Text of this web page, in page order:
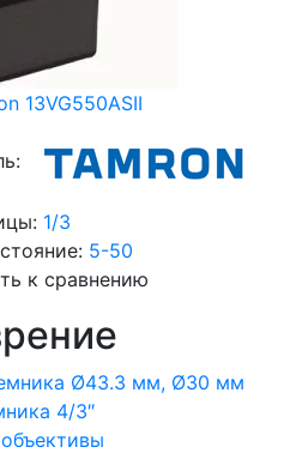
13VG550ASII
1/3
5-50
к сравнению
Ø43.3 мм, Ø30 мм
4/3″